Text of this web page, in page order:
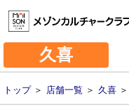
久喜
トップ＞ 店舗一覧 ＞ 久喜 ＞